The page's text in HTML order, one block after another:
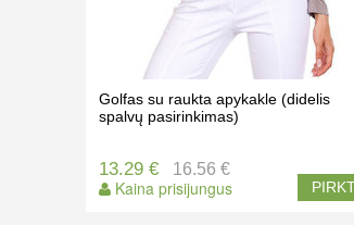
Golfas su raukta apykakle (didelis
spalvų pasirinkimas)
13.29 €
Kaina prisijungus
16.56 €